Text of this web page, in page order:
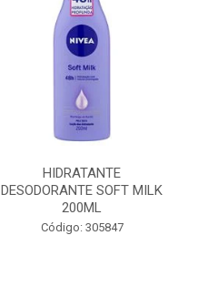
HIDRATANTE
DESODORANTE SOFT MILK
200ML
Código: 305847